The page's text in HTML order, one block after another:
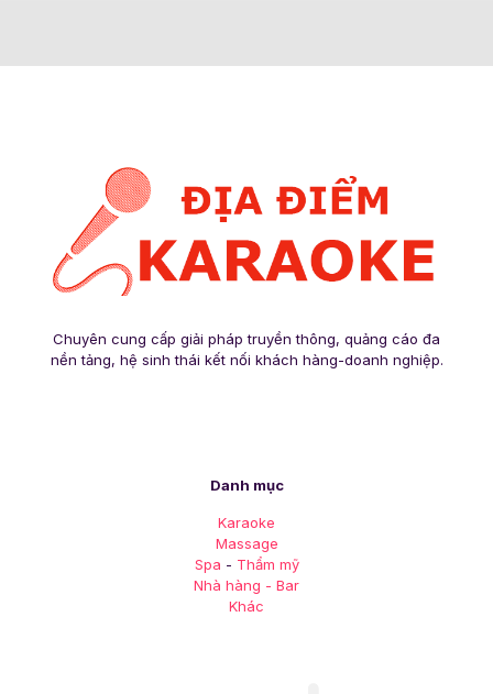
Chuyên cung cấp giải pháp truyền thông, quảng cáo đa
nền tảng, hệ sinh thái kết nối khách hàng-doanh nghiệp.
Danh mục
Karaoke
Massage
Spa - Thẩm mỹ
Nhà hàng - Bar
Khác